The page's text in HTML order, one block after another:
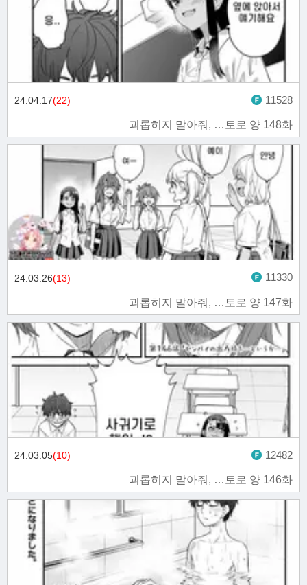
괴롭히지 말아줘, …토로 양 148화
24.04.17(22) 11528
괴롭히지 말아줘, …토로 양 147화
24.03.26(13) 11330
괴롭히지 말아줘, …토로 양 146화
24.03.05(10) 12482